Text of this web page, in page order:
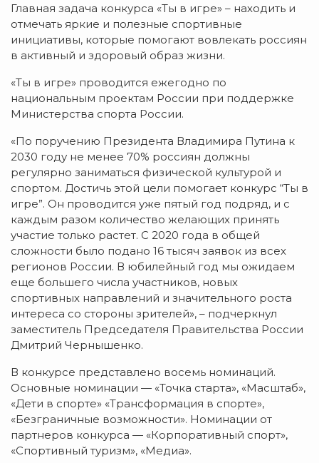
Главная задача конкурса «Ты в игре» – находить и
отмечать яркие и полезные спортивные
инициативы, которые помогают вовлекать россиян
в активный и здоровый образ жизни.
«Ты в игре» проводится ежегодно по
национальным проектам России при поддержке
Министерства спорта России.
«По поручению Президента Владимира Путина к
2030 году не менее 70% россиян должны
регулярно заниматься физической культурой и
спортом. Достичь этой цели помогает конкурс “Ты в
игре”. Он проводится уже пятый год подряд, и с
каждым разом количество желающих принять
участие только растет. С 2020 года в общей
сложности было подано 16 тысяч заявок из всех
регионов России. В юбилейный год мы ожидаем
еще большего числа участников, новых
спортивных направлений и значительного роста
интереса со стороны зрителей», – подчеркнул
заместитель Председателя Правительства России
Дмитрий Чернышенко.
В конкурсе представлено восемь номинаций.
Основные номинации — «Точка старта», «Масштаб»,
«Дети в спорте» «Трансформация в спорте»,
«Безграничные возможности». Номинации от
партнеров конкурса — «Корпоративный спорт»,
«Спортивный туризм», «Медиа».